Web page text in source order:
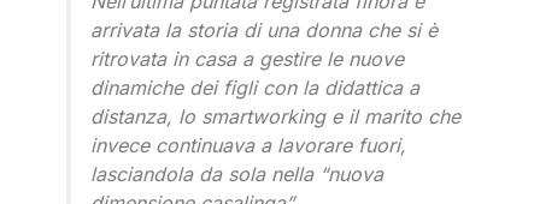
arrivata la storia di una donna che si è
ritrovata in casa a gestire le nuove
dinamiche dei figli con la didattica a
distanza, lo smartworking e il marito che
invece continuava a lavorare fuori,
lasciandola da sola nella “nuova